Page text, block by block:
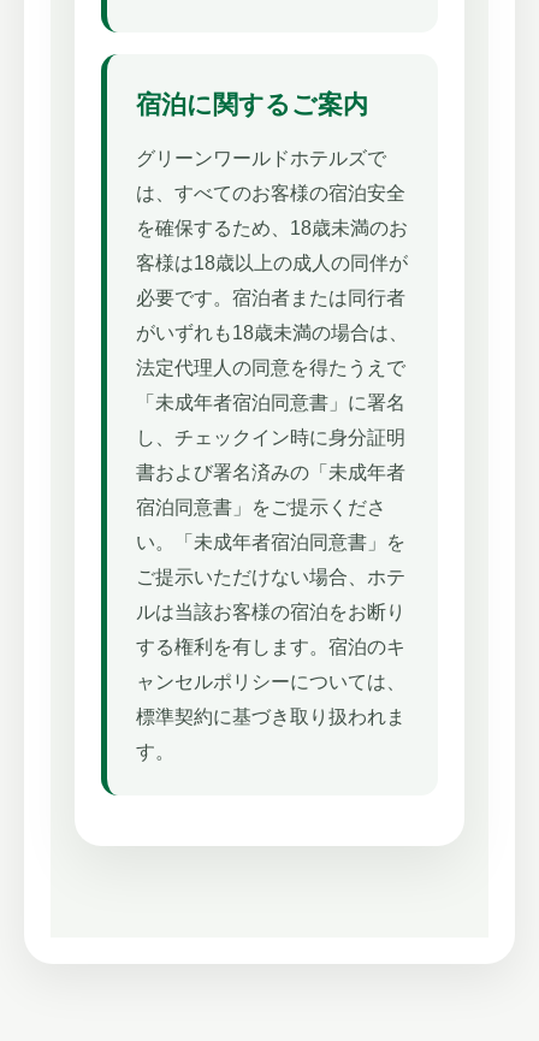
宿泊に関するご案内
グリーンワールドホテルズで
は、すべてのお客様の宿泊安全
を確保するため、18歳未満のお
客様は18歳以上の成人の同伴が
必要です。宿泊者または同行者
がいずれも18歳未満の場合は、
法定代理人の同意を得たうえで
「未成年者宿泊同意書」に署名
し、チェックイン時に身分証明
書および署名済みの「未成年者
宿泊同意書」をご提示くださ
い。「未成年者宿泊同意書」を
ご提示いただけない場合、ホテ
ルは当該お客様の宿泊をお断り
する権利を有します。宿泊のキ
ャンセルポリシーについては、
標準契約に基づき取り扱われま
す。